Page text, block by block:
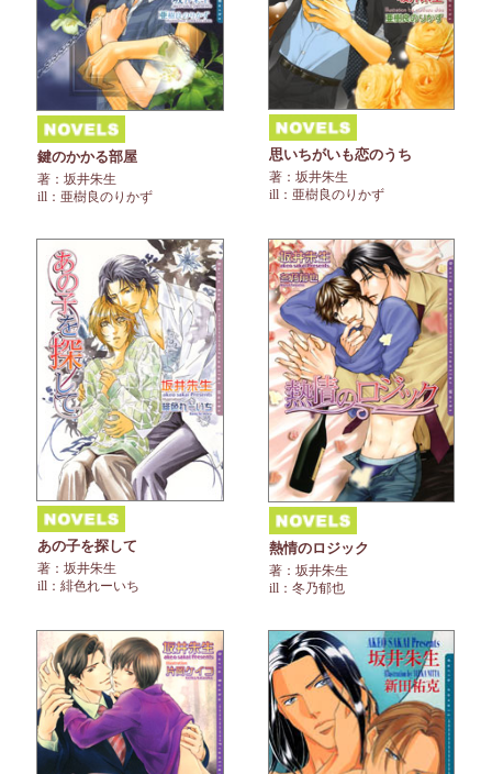
鍵のかかる部屋
著：坂井朱生
ill：亜樹良のりかず
思いちがいも恋のうち
著：坂井朱生
ill：亜樹良のりかず
あの子を探して
著：坂井朱生
ill：緋色れーいち
熱情のロジック
著：坂井朱生
ill：冬乃郁也